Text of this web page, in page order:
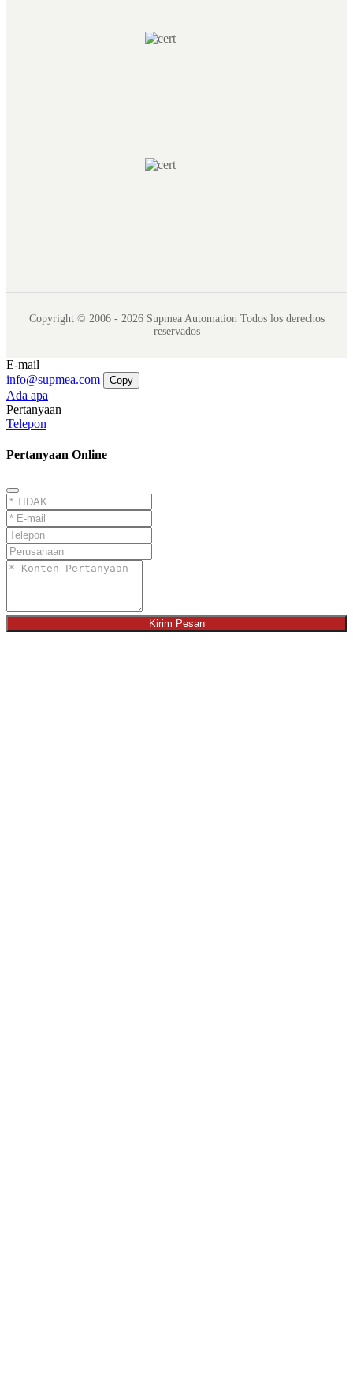
Copyright © 2006 - 2026 Supmea Automation Todos los derechos
reservados
E-mail
info@supmea.com
Copy
Ada apa
Pertanyaan
Telepon
Pertanyaan Online
Kirim Pesan